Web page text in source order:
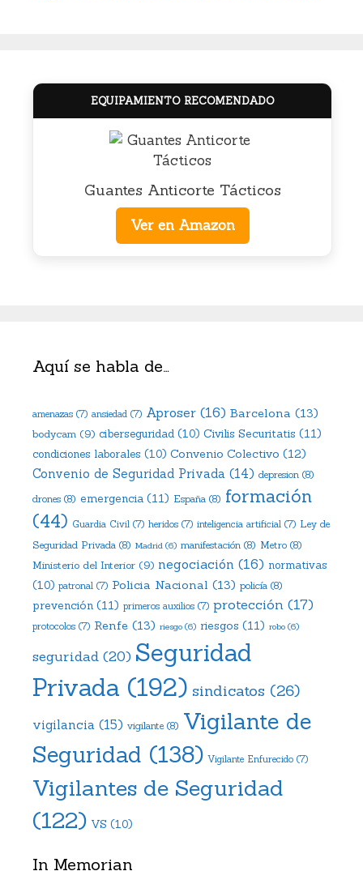
EQUIPAMIENTO RECOMENDADO
Guantes Anticorte Tácticos
Ver en Amazon
Aquí se habla de…
amenazas (7) ansiedad (7) Aproser (16) Barcelona (13)
bodycam (9) ciberseguridad (10) Civilis Securitatis (11)
condiciones laborales (10) Convenio Colectivo (12)
Convenio de Seguridad Privada (14) depresion (8)
drones (8) emergencia (11) España (8) formación
(44) Guardia Civil (7) heridos (7) inteligencia artificial (7) Ley de
Seguridad Privada (8) Madrid (6) manifestación (8) Metro (8)
Ministerio del Interior (9) negociación (16) normativas
(10) patronal (7) Policia Nacional (13) policía (8)
prevención (11) primeros auxilios (7) protección (17)
protocolos (7) Renfe (13) riesgo (6) riesgos (11) robo (6)
seguridad (20) Seguridad
Privada (192) sindicatos (26)
vigilancia (15) vigilante(8) Vigilante de
Seguridad (138) Vigilante Enfurecido (7)
Vigilantes de Seguridad
(122) VS (10)
In Memorian